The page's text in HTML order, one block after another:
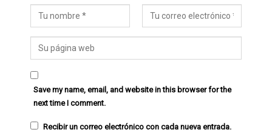
Save my name, email, and website in this browser for the
next time I comment.
Recibir un correo electrónico con cada nueva entrada.